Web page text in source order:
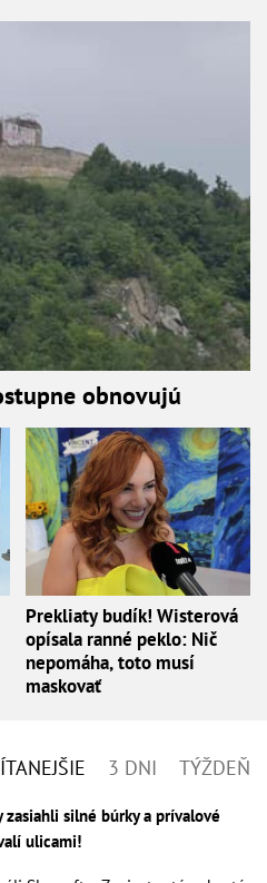
obnovujú
Prekliaty budík! Wisterová
opísala ranné peklo: Nič
nepomáha, toto musí
maskovať
3 DNI TÝŽDEŇ
zasiahli silné búrky a prívalové
ulicami!